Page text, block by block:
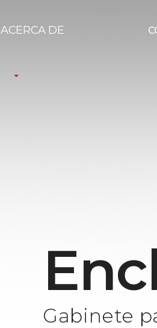
ACERCA DE
Gabinete